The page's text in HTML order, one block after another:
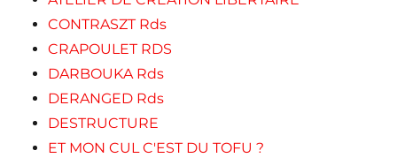
CONTRASZT Rds
CRAPOULET RDS
DARBOUKA Rds
DERANGED Rds
DESTRUCTURE
ET MON CUL C'EST DU TOFU ?